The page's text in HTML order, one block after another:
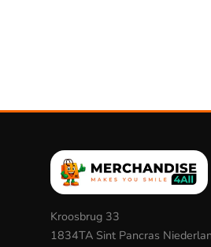
Kroosbrug 33
1834TA Sint Pancras